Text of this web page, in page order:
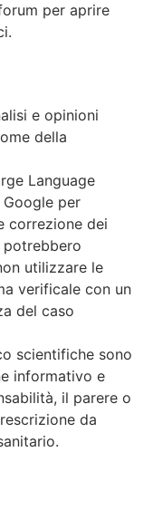
per aprire
e opinioni
della
Language
per
correzione dei
potrebbero
utilizzare le
verificale con un
del caso
scientifiche sono
informativo e
il parere o
da